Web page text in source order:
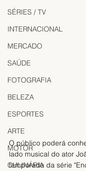
SÉRIES / TV
INTERNACIONAL
MERCADO
SAÚDE
FOTOGRAFIA
BELEZA
ESPORTES
ARTE
MOTOR
CULINÁRIA
O público poderá
lado musical do ator
temporada da série